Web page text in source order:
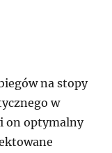
na stopy
w
on optymalny